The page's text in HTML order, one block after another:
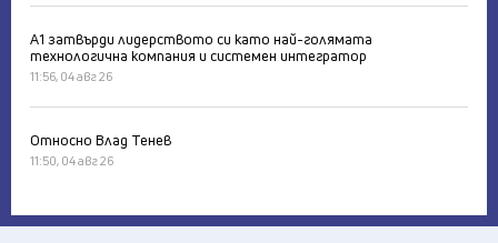
А1 затвърди лидерството си като най-голямата
технологична компания и системен интегратор
11:56, 04 авг 26
Относно Влад Тенев
11:50, 04 авг 26